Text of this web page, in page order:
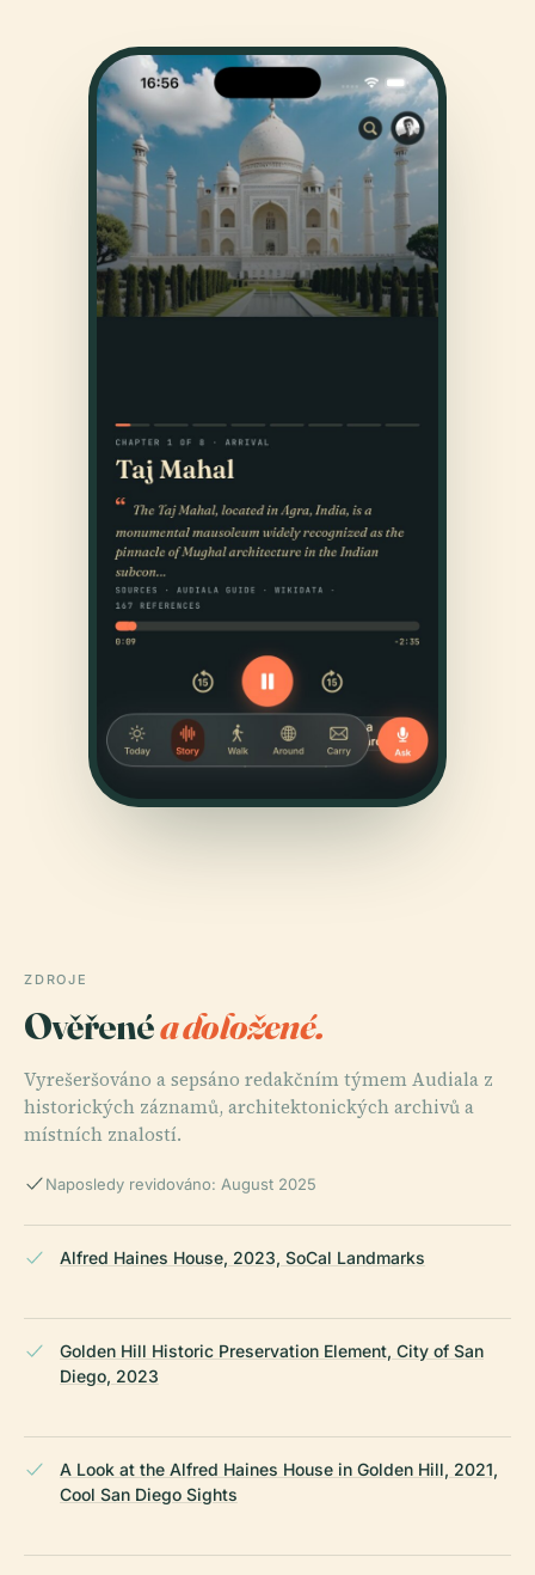
ZDROJE
Ověřenéa doložené.
Vyrešeršováno a sepsáno redakčním týmem Audiala z
historických záznamů, architektonických archivů a
místních znalostí.
Naposledy revidováno: August 2025
Alfred Haines House, 2023, SoCal Landmarks
Golden Hill Historic Preservation Element, City of San
Diego, 2023
A Look at the Alfred Haines House in Golden Hill, 2021,
Cool San Diego Sights